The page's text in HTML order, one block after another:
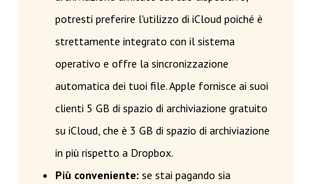
potresti preferire l'utilizzo di iCloud poiché è
strettamente integrato con il sistema
operativo e offre la sincronizzazione
automatica dei tuoi file. Apple fornisce ai suoi
clienti 5 GB di spazio di archiviazione gratuito
su iCloud, che è 3 GB di spazio di archiviazione
in più rispetto a Dropbox.
Più conveniente: se stai pagando sia